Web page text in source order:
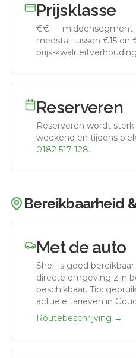
Prijsklasse
€€ — middensegment.
meestal tussen €15 en
prijs-
Reserveren
Reserveren wordt
weekend en tijdens
0182 517 128.
Bereikbaarheid
Met de auto
Shell is goed
directe omgeving zijn
beschikbaar. Tip:
actuele tarieven in
Routebeschrijving →